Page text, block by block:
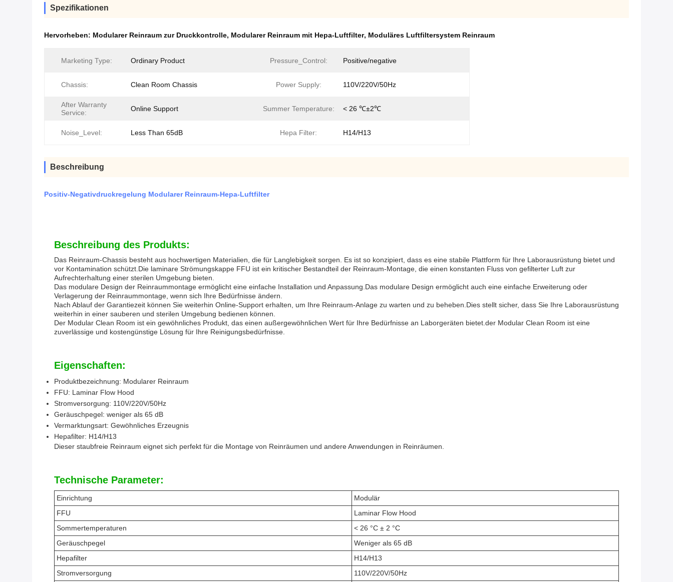
Spezifikationen
Hervorheben: Modularer Reinraum zur Druckkontrolle, Modularer Reinraum mit Hepa-Luftfilter, Moduläres Luftfiltersystem Reinraum
Marketing Type: Ordinary Product Pressure_Control: Positive/negative
Chassis: Clean Room Chassis Power Supply: 110V/220V/50Hz
After Warranty
Service:
Online Support Summer Temperature: < 26 ℃±2℃
Noise_Level: Less Than 65dB Hepa Filter: H14/H13
Beschreibung
Positiv-Negativdruckregelung Modularer Reinraum-Hepa-Luftfilter
Beschreibung des Produkts:
Das Reinraum-Chassis besteht aus hochwertigen Materialien, die für Langlebigkeit sorgen. Es ist so konzipiert, dass es eine stabile Plattform für Ihre Laborausrüstung bietet und
vor Kontamination schützt.Die laminare Strömungskappe FFU ist ein kritischer Bestandteil der Reinraum-Montage, die einen konstanten Fluss von gefilterter Luft zur
Aufrechterhaltung einer sterilen Umgebung bieten.
Das modulare Design der Reinraummontage ermöglicht eine einfache Installation und Anpassung.Das modulare Design ermöglicht auch eine einfache Erweiterung oder
Verlagerung der Reinraummontage, wenn sich Ihre Bedürfnisse ändern.
Nach Ablauf der Garantiezeit können Sie weiterhin Online-Support erhalten, um Ihre Reinraum-Anlage zu warten und zu beheben.Dies stellt sicher, dass Sie Ihre Laborausrüstung
weiterhin in einer sauberen und sterilen Umgebung bedienen können.
Der Modular Clean Room ist ein gewöhnliches Produkt, das einen außergewöhnlichen Wert für Ihre Bedürfnisse an Laborgeräten bietet.der Modular Clean Room ist eine
zuverlässige und kostengünstige Lösung für Ihre Reinigungsbedürfnisse.
Eigenschaften:
Produktbezeichnung: Modularer Reinraum
FFU: Laminar Flow Hood
Stromversorgung: 110V/220V/50Hz
Geräuschpegel: weniger als 65 dB
Vermarktungsart: Gewöhnliches Erzeugnis
Hepafilter: H14/H13
Dieser staubfreie Reinraum eignet sich perfekt für die Montage von Reinräumen und andere Anwendungen in Reinräumen.
Technische Parameter:
Einrichtung
Modulär
FFU
Laminar Flow Hood
Sommertemperaturen
< 26 °C ± 2 °C
Geräuschpegel
Weniger als 65 dB
Hepafilter
H14/H13
Stromversorgung
110V/220V/50Hz